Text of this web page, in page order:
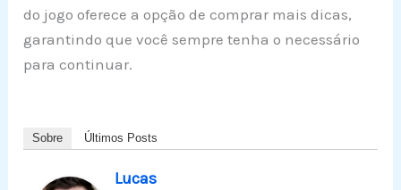
do jogo oferece a opção de comprar mais dicas,
garantindo que você sempre tenha o necessário
para continuar.
Sobre Últimos Posts
Lucas